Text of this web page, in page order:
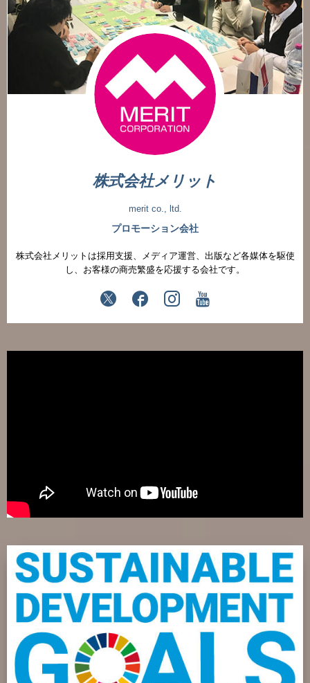
株式会社メリット
merit co., ltd.
プロモーション会社
株式会社メリットは採用支援、メディア運営、出版など各媒体を駆使
し、お客様の商売繁盛を応援する会社です。